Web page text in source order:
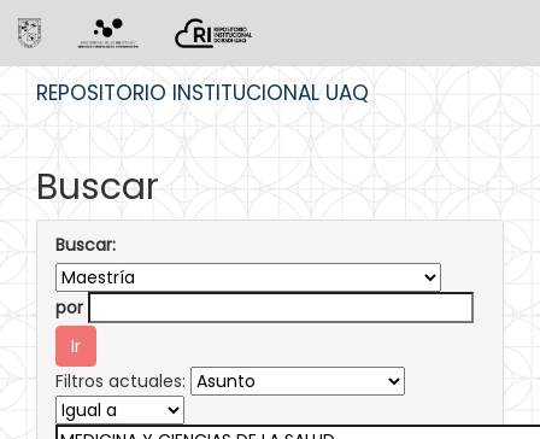
REPOSITORIO INSTITUCIONAL UAQ
Buscar
Buscar:
por
Filtros actuales: